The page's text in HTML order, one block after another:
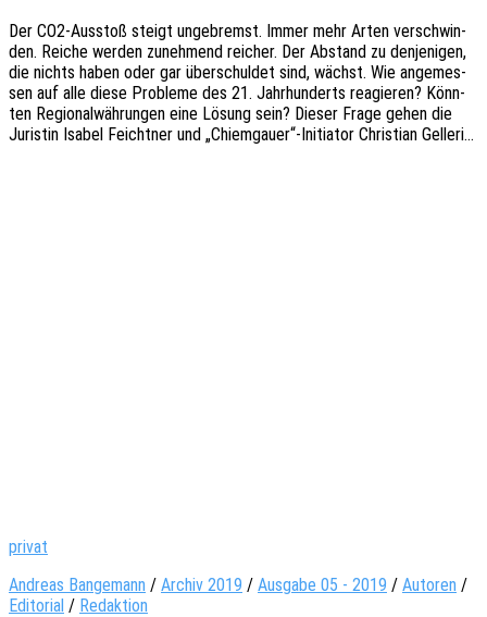
Der CO2-Ausstoß steigt unge­bremst. Immer mehr Arten verschwin­
den. Reiche werden zuneh­mend reicher. Der Abstand zu denje­ni­gen,
die nichts haben oder gar über­schul­det sind, wächst. Wie ange­mes­
sen auf alle diese Proble­me des 21. Jahr­hun­derts reagie­ren? Könn­
ten Regio­nal­wäh­run­gen eine Lösung sein? Dieser Frage gehen die
Juris­tin Isabel Feicht­ner und „Chiemgauer“-Initiator Chris­ti­an Gelleri…
privat
Andreas Bangemann / Archiv 2019 / Ausgabe 05 - 2019 / Autoren /
Editorial / Redaktion